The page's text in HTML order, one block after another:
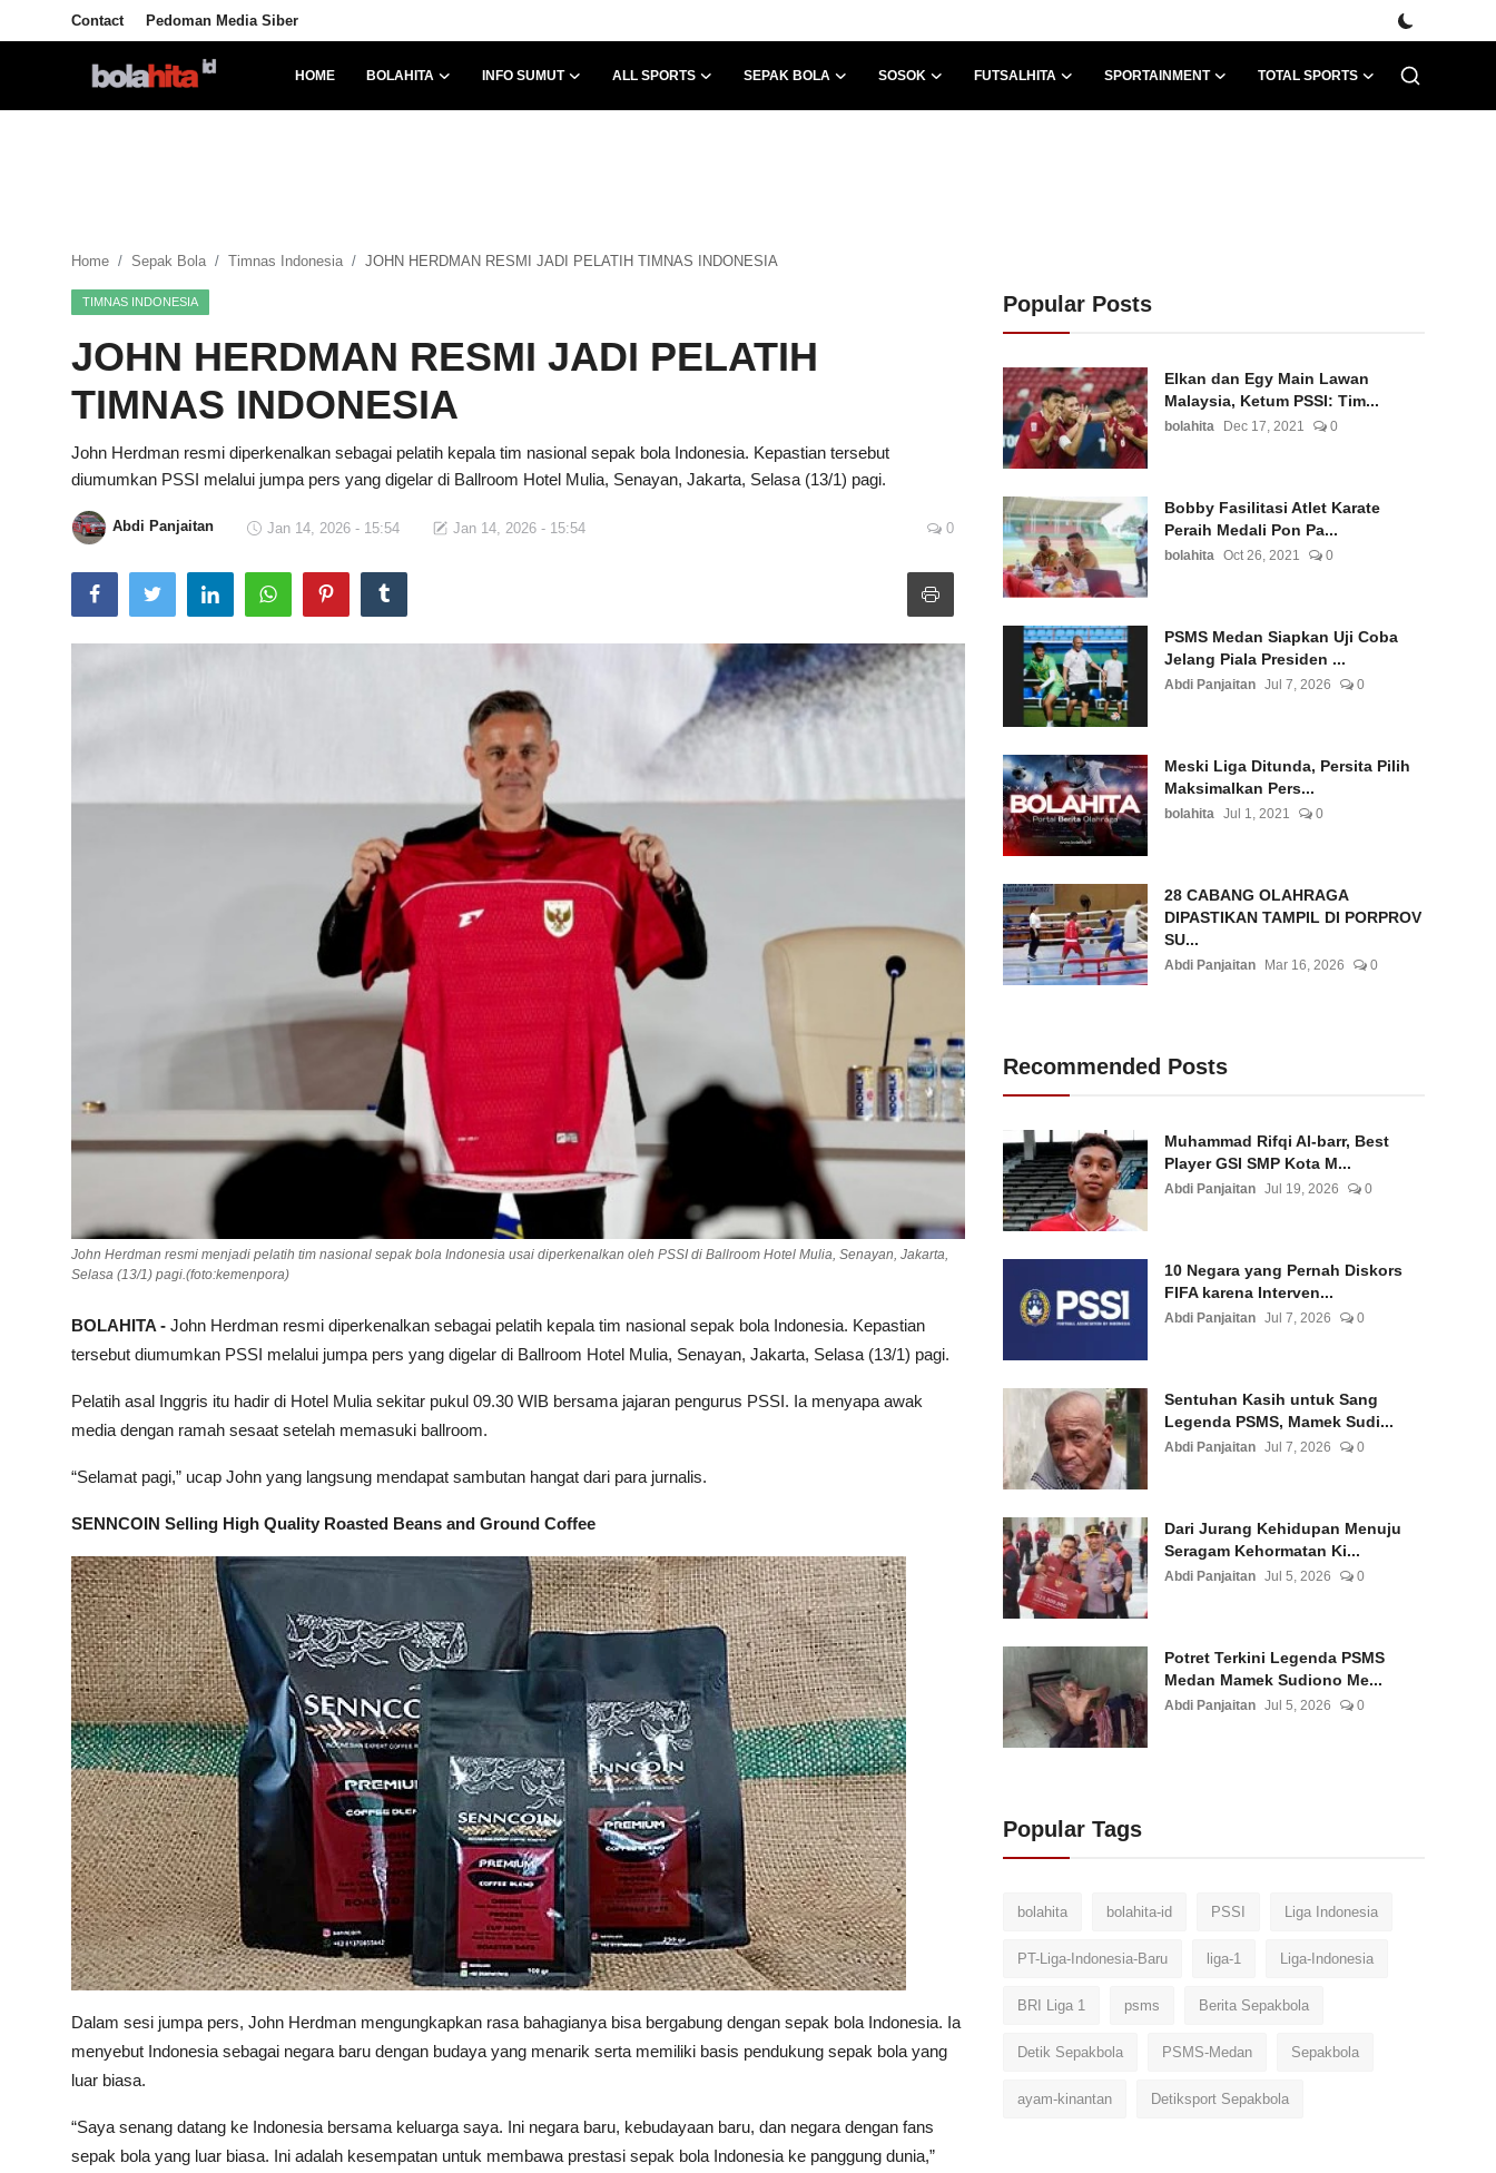
Contact Pedoman Media Siber
HOME BOLAHITA INFO SUMUT ALL SPORTS SEPAK BOLA SOSOK FUTSALHITA SPORTAINMENT TOTAL SPORTS
All Sports
Sportainment
Total Sports
Home Sepak Bola Timnas Indonesia JOHN HERDMAN RESMI JADI PELATIH TIMNAS INDONESIA
TIMNAS INDONESIA
JOHN HERDMAN RESMI JADI PELATIH
TIMNAS INDONESIA
John Herdman resmi diperkenalkan sebagai pelatih kepala tim nasional sepak bola Indonesia. Kepastian tersebut
diumumkan PSSI melalui jumpa pers yang digelar di Ballroom Hotel Mulia, Senayan, Jakarta, Selasa (13/1) pagi.
Abdi Panjaitan Jan 14, 2026 - 15:54 Jan 14, 2026 - 15:54 0
John Herdman resmi menjadi pelatih tim nasional sepak bola Indonesia usai diperkenalkan oleh PSSI di Ballroom Hotel Mulia, Senayan, Jakarta,
Selasa (13/1) pagi.(foto:kemenpora)
BOLAHITA - John Herdman resmi diperkenalkan sebagai pelatih kepala tim nasional sepak bola Indonesia. Kepastian
tersebut diumumkan PSSI melalui jumpa pers yang digelar di Ballroom Hotel Mulia, Senayan, Jakarta, Selasa (13/1) pagi.
Pelatih asal Inggris itu hadir di Hotel Mulia sekitar pukul 09.30 WIB bersama jajaran pengurus PSSI. Ia menyapa awak
media dengan ramah sesaat setelah memasuki ballroom.
“Selamat pagi,” ucap John yang langsung mendapat sambutan hangat dari para jurnalis.
SENNCOIN Selling High Quality Roasted Beans and Ground Coffee
Dalam sesi jumpa pers, John Herdman mengungkapkan rasa bahagianya bisa bergabung dengan sepak bola Indonesia. Ia
menyebut Indonesia sebagai negara baru dengan budaya yang menarik serta memiliki basis pendukung sepak bola yang
luar biasa.
“Saya senang datang ke Indonesia bersama keluarga saya. Ini negara baru, kebudayaan baru, dan negara dengan fans
sepak bola yang luar biasa. Ini adalah kesempatan untuk membawa prestasi sepak bola Indonesia ke panggung dunia,”
Popular Posts
Elkan dan Egy Main Lawan
Malaysia, Ketum PSSI: Tim...
bolahita Dec 17, 2021 0
Bobby Fasilitasi Atlet Karate
Peraih Medali Pon Pa...
bolahita Oct 26, 2021 0
PSMS Medan Siapkan Uji Coba
Jelang Piala Presiden ...
Abdi Panjaitan Jul 7, 2026 0
Meski Liga Ditunda, Persita Pilih
Maksimalkan Pers...
bolahita Jul 1, 2021 0
28 CABANG OLAHRAGA
DIPASTIKAN TAMPIL DI PORPROV
SU...
Abdi Panjaitan Mar 16, 2026 0
Recommended Posts
Muhammad Rifqi Al-barr, Best
Player GSI SMP Kota M...
Abdi Panjaitan Jul 19, 2026 0
10 Negara yang Pernah Diskors
FIFA karena Interven...
Abdi Panjaitan Jul 7, 2026 0
Sentuhan Kasih untuk Sang
Legenda PSMS, Mamek Sudi...
Abdi Panjaitan Jul 7, 2026 0
Dari Jurang Kehidupan Menuju
Seragam Kehormatan Ki...
Abdi Panjaitan Jul 5, 2026 0
Potret Terkini Legenda PSMS
Medan Mamek Sudiono Me...
Abdi Panjaitan Jul 5, 2026 0
Popular Tags
bolahita bolahita-id PSSI Liga Indonesia
PT-Liga-Indonesia-Baru liga-1 Liga-Indonesia
BRI Liga 1 psms Berita Sepakbola
Detik Sepakbola PSMS-Medan Sepakbola
ayam-kinantan Detiksport Sepakbola